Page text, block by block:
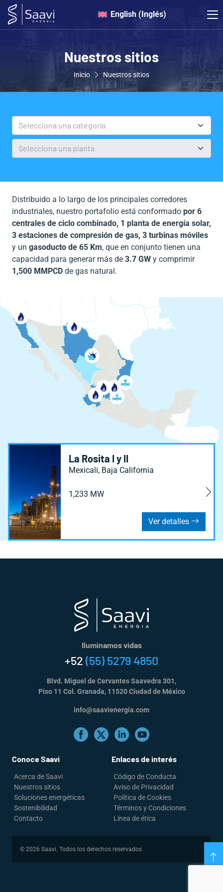
English(Inglés)
Nuestros sitios
Inicio Nuestros sitios
Distribuido a lo largo de los principales corredores
industriales, nuestro portafolio está conformado por 6
centrales de ciclo combinado, 1 planta de energía solar,
3 estaciones de compresión de gas, 3 turbinas móviles
y un gasoducto de 65 Km, que en conjunto tienen una
capacidad para generar más de 3.7 GW y comprimir
1,500 MMPCD de gas natural.
La Rosita I y II
Mexicali, Baja California
1,233 MW
Ver detalles
Iluminamos vidas
+52 (55) 5279 4850
Blvd. Miguel de Cervantes Saavedra 301,
Piso 11 Col. Granada, 11520 Ciudad de México
info@saavienergia.com
Conoce Saavi
Acerca de Saavi
Nuestros sitios
Soluciones energéticas
Sostenibilidad
Contacto
Enlaces de interés
Código de Conducta
Aviso de Privacidad
Política de Cookies
Términos y Condiciones
Línea de ética
© 2026 Saavi. Todos los derechos reservados